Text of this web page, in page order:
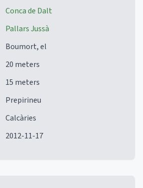
Conca de Dalt
Pallars Jussà
Boumort, el
20 meters
15 meters
Prepirineu
Calcàries
2012-11-17